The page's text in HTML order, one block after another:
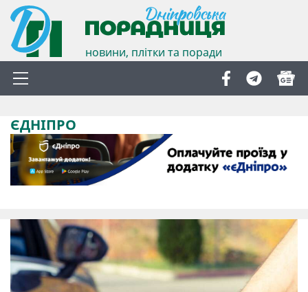
новини, плітки та поради
ЄДНІПРО